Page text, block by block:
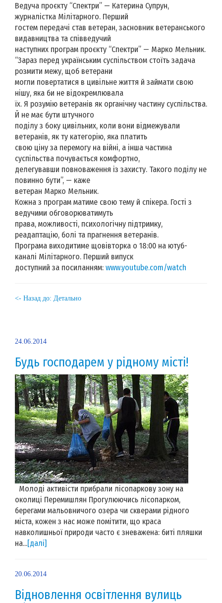
Ведуча проєкту “Спектри” — Катерина Супрун,
журналістка Мілітарного. Перший
гостем передачі став ветеран, засновник ветеранського
видавництва та співведучий
наступних програм проєкту “Спектри” — Марко Мельник.
“Зараз перед українським суспільством стоїть задача
розмити межу, щоб ветерани
могли повертатися в цивільне життя й займати свою
нішу, яка би не відокремлювала
їх. Я розумію ветеранів як органічну частину суспільства.
Й не має бути штучного
поділу з боку цивільних, коли вони відмежували
ветеранів, як ту категорію, яка платить
свою ціну за перемогу на війні, а інша частина
суспільства почувається комфортно,
делегувавши повноваження із захисту. Такого поділу не
повинно бути”, — каже
ветеран Марко Мельник.
Кожна з програм матиме свою тему й спікера. Гості з
ведучими обговорюватимуть
права, можливості, психологічну підтримку,
реадаптацію, болі та прагнення ветеранів.
Програма виходитиме щовівторка о 18:00 на ютуб-
каналі Мілітарного. Перший випуск
доступний за посиланням: www.youtube.com/watch
<- Назад до: Детально
24.06.2014
Будь господарем у рідному місті!
Молоді активісти прибрали лісопаркову зону на
околиці Перемишлян Прогулюючись лісопарком,
берегами мальовничого озера чи скверами рідного
міста, кожен з нас може помітити, що краса
навколишньої природи часто є зневажена: биті пляшки
на...[далі]
20.06.2014
Відновлення освітлення вулиць